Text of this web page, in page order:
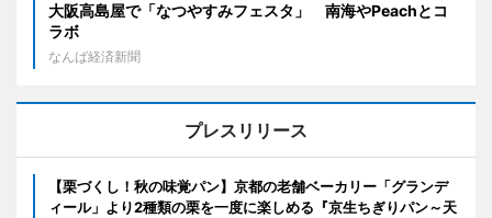
大阪高島屋で「なつやすみフェスタ」 南海やPeachとコ
ラボ
なんば経済新聞
プレスリリース
【栗づくし！秋の味覚パン】京都の老舗ベーカリー「グランデ
ィール」より2種類の栗を一度に楽しめる『京生ちぎりパン～天